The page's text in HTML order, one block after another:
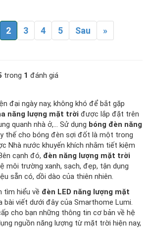
2 3 4 5 Sau »
trong 1 đánh giá
đại ngày nay, không khó để bắt gặp
năng lượng mặt trời được lắp đặt trên
quanh nhà ở,… Sử dụng bóng đèn năng
thế cho bóng đèn sợi đốt là một trong
Nhà nước khuyến khích nhằm tiết kiệm
cạnh đó, đèn năng lượng mặt trời
môi trường xanh, sạch, đẹp, tận dụng
sẵn có, dồi dào của thiên nhiên.
tìm hiểu về đèn LED năng lượng mặt
bài viết dưới đây của Smarthome Lumi.
cho bạn những thông tin cơ bản về hệ
nguồn năng lượng từ mặt trời hiện nay,